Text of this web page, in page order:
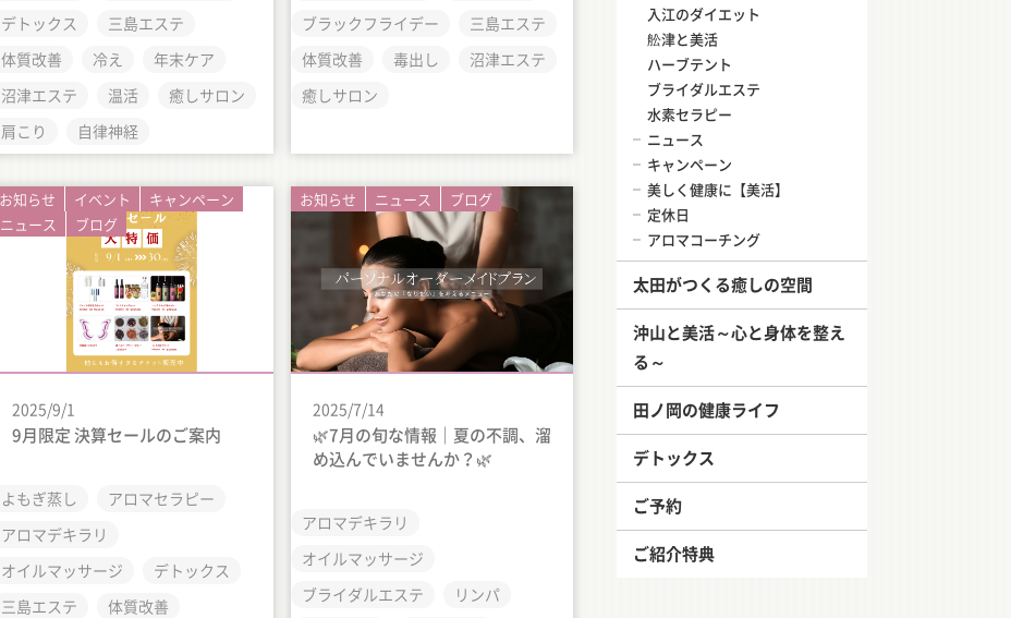
デトックス
三島エステ
体質改善
冷え
年末ケア
沼津エステ
温活
癒しサロン
肩こり
自律神経
ブラックフライデー
三島エステ
体質改善
毒出し
沼津エステ
癒しサロン
お知らせ イベント
キャンペーン
ニュース
ブログ
2025/9/1
9月限定 決算セールのご案内
よもぎ蒸し
アロマセラピー
アロマデキラリ
オイルマッサージ
デトックス
三島エステ
体質改善
お知らせ ニュース ブログ
2025/7/14
🌿7月の旬な情報｜夏の不調、溜
め込んでいませんか？🌿
アロマデキラリ
オイルマッサージ
ブライダルエステ
リンパ
入江のダイエット
舩津と美活
ハーブテント
ブライダルエステ
水素セラピー
ニュース
キャンペーン
美しく健康に【美活】
定休日
アロマコーチング
太田がつくる癒しの空間
沖山と美活～心と身体を整え
る～
田ノ岡の健康ライフ
デトックス
ご予約
ご紹介特典